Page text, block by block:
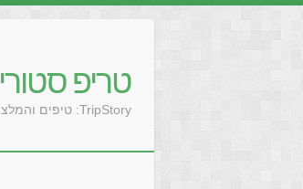
טריפ סטורי
TripStory: טיפים והמלצות על טיסות וטיולים בעולם